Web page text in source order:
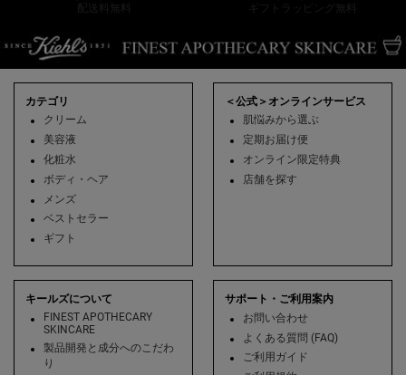
カテゴリ
クリーム
美容液
化粧水
ボディ・ヘア
メンズ
ベストセラー
ギフト
＜公式＞オンラインサービス
肌悩みから選ぶ
定期お届け便
オンライン限定特典
店舗を探す
キールズについて
FINEST APOTHECARY
SKINCARE
製品開発と成分へのこだわ
り
サポート・ご利用案内
お問い合わせ
よくある質問 (FAQ)
ご利用ガイド